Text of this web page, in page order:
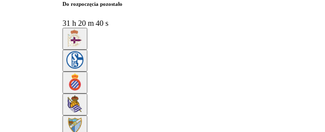
Do rozpoczęcia pozostało
31 h 20 m 39 s